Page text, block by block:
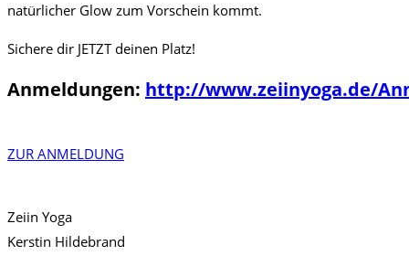
natürlicher Glow zum Vorschein kommt.
Sichere dir JETZT deinen Platz!
Anmeldungen: http://www.zeiinyoga.de/
ZUR ANMELDUNG
Zeiin Yoga
Kerstin Hildebrand